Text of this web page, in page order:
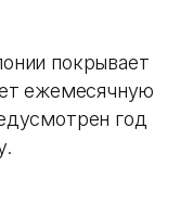
покрывает
ежемесячную
год